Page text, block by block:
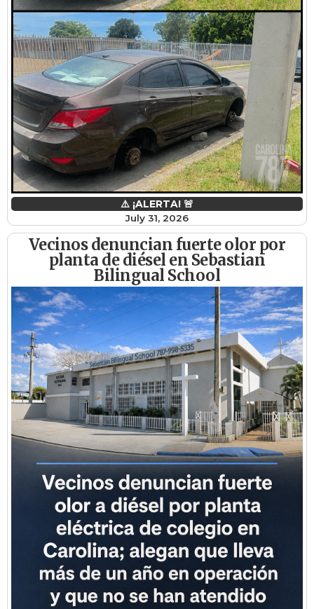
⚠️ ¡ALERTA! 🚨
July 31, 2026
Vecinos denuncian fuerte olor por
planta de diésel en Sebastian
Bilingual School